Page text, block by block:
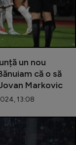
un nou
că o să
Markovic
13:08